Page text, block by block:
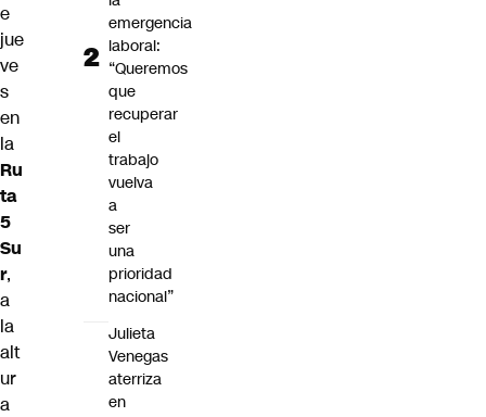
e
jue
ve
s
en
la
Ru
ta
5
Su
r,
a
la
alt
ur
a
emergencia
laboral:
“Queremos
que
recuperar
el
trabajo
vuelva
a
ser
una
prioridad
nacional”
Julieta
Venegas
aterriza
en